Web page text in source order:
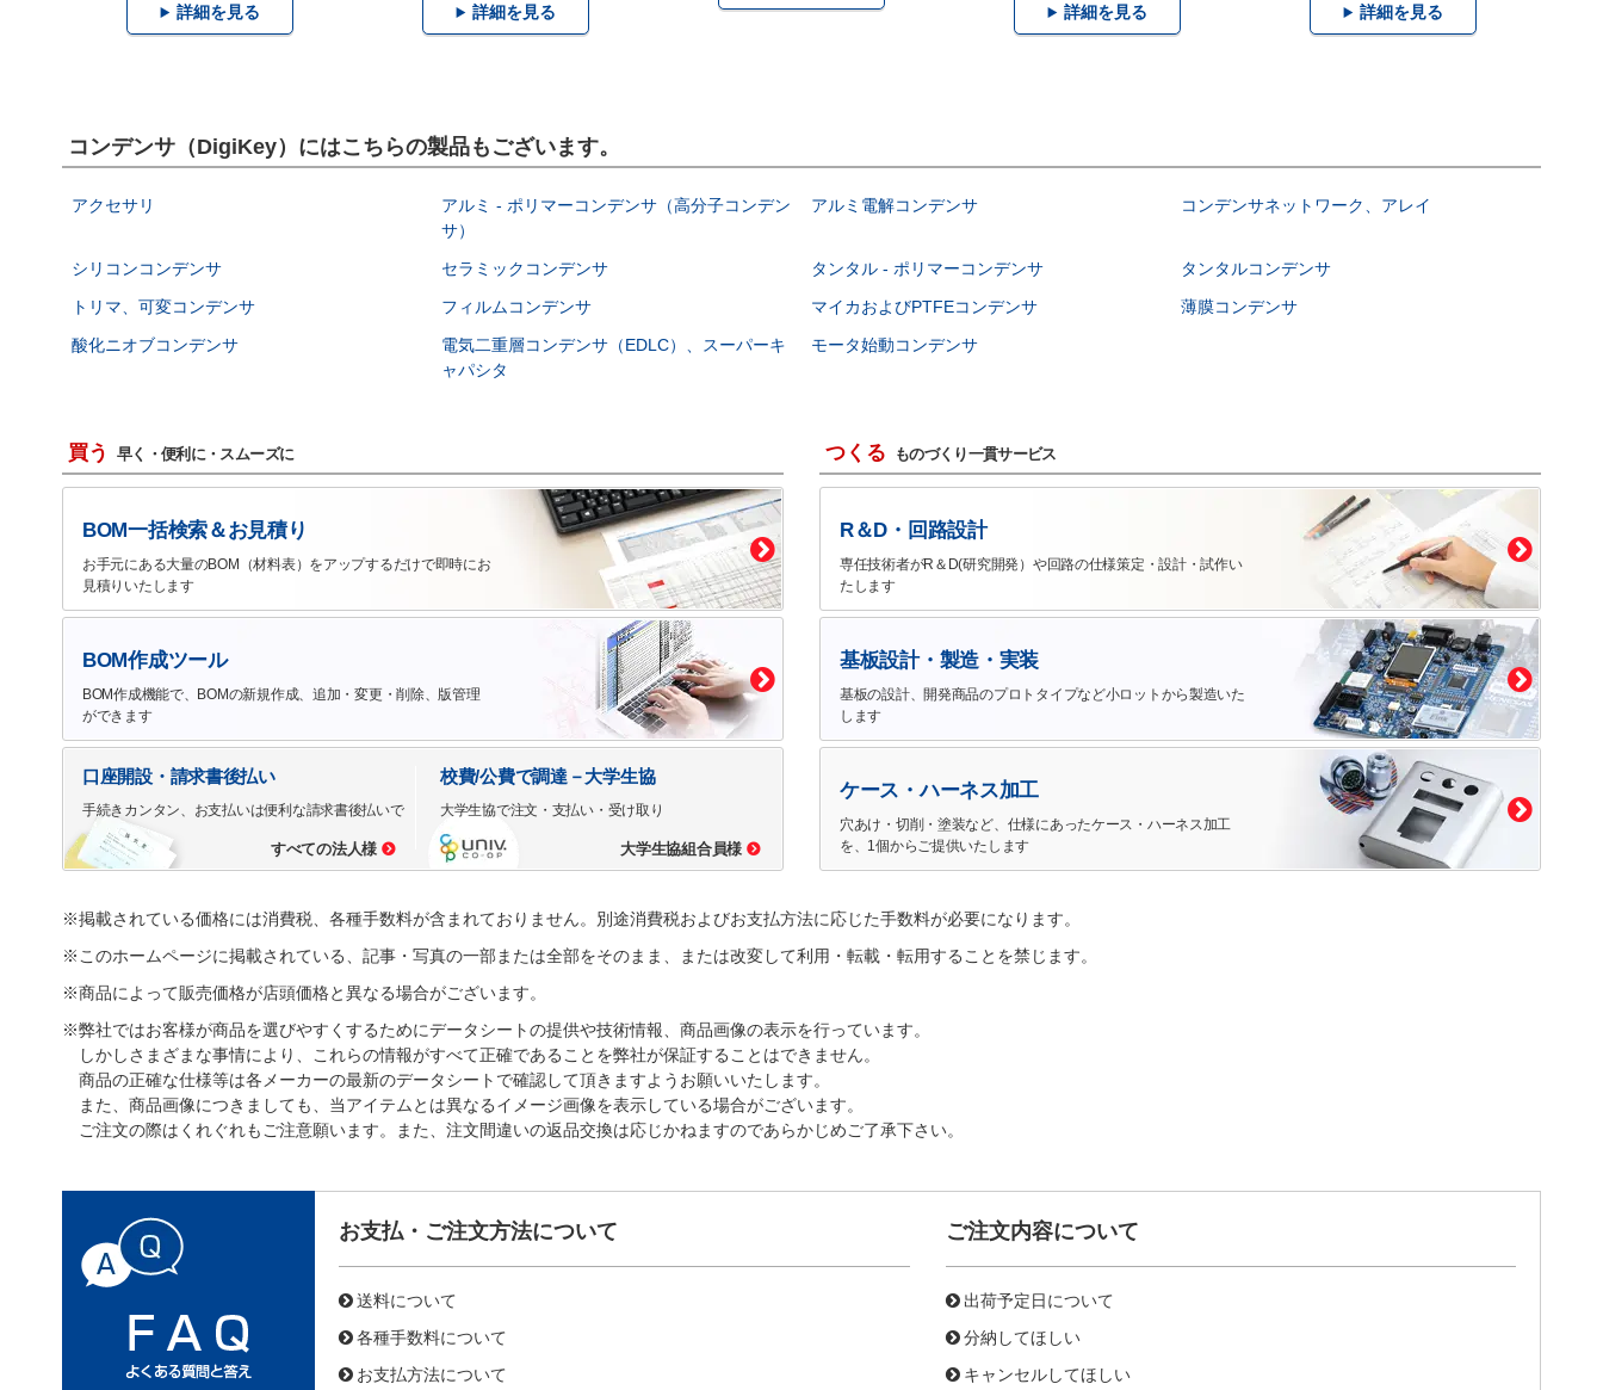
詳細を見る 詳細を見る 詳細を見る 詳細を見る
コンデンサ（DigiKey）にはこちらの製品もございます。
アクセサリ
アルミ - ポリマーコンデンサ（高分子コンデン
サ）
アルミ電解コンデンサ コンデンサネットワーク、アレイ
シリコンコンデンサ セラミックコンデンサ タンタル - ポリマーコンデンサ
タンタルコンデンサ
トリマ、可変コンデンサ
フィルムコンデンサ マイカおよびPTFEコンデンサ
薄膜コンデンサ
酸化ニオブコンデンサ
電気二重層コンデンサ（EDLC）、スーパーキ
ャパシタ
モータ始動コンデンサ
買う 早く・便利に・スムーズに
BOM一括検索＆お見積り
お手元にある大量のBOM（材料表）をアップするだけで即時にお
見積りいたします
BOM作成ツール
BOM作成機能で、BOMの新規作成、追加・変更・削除、版管理
ができます
口座開設・請求書後払い
手続きカンタン、お支払いは便利な請求書後払いで
すべての法人様
校費/公費で調達－大学生協
大学生協で注文・支払い・受け取り
大学生協組合員様
つくる ものづくり一貫サービス
R＆D・回路設計
専任技術者がR＆D(研究開発）や回路の仕様策定・設計・試作い
たします
基板設計・製造・実装
基板の設計、開発商品のプロトタイプなど小ロットから製造いた
します
ケース・ハーネス加工
穴あけ・切削・塗装など、仕様にあったケース・ハーネス加工
を、1個からご提供いたします
※掲載されている価格には消費税、各種手数料が含まれておりません。別途消費税およびお支払方法に応じた手数料が必要になります。
※このホームページに掲載されている、記事・写真の一部または全部をそのまま、または改変して利用・転載・転用することを禁じます。
※商品によって販売価格が店頭価格と異なる場合がございます。
※弊社ではお客様が商品を選びやすくするためにデータシートの提供や技術情報、商品画像の表示を行っています。
しかしさまざまな事情により、これらの情報がすべて正確であることを弊社が保証することはできません。
商品の正確な仕様等は各メーカーの最新のデータシートで確認して頂きますようお願いいたします。
また、商品画像につきましても、当アイテムとは異なるイメージ画像を表示している場合がございます。
ご注文の際はくれぐれもご注意願います。また、注文間違いの返品交換は応じかねますのであらかじめご了承下さい。
お支払・ご注文方法について
送料について
各種手数料について
お支払方法について
ご注文内容について
出荷予定日について
分納してほしい
キャンセルしてほしい